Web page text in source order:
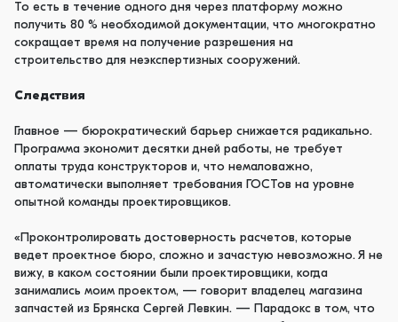
То есть в течение одного дня через платформу можно
получить 80 % необходимой документации, что многократно
сокращает время на получение разрешения на
строительство для неэкспертизных сооружений.
Следствия
Главное — бюрократический барьер снижается радикально.
Программа экономит десятки дней работы, не требует
оплаты труда конструкторов и, что немаловажно,
автоматически выполняет требования ГОСТов на уровне
опытной команды проектировщиков.
«Проконтролировать достоверность расчетов, которые
ведет проектное бюро, сложно и зачастую невозможно. Я не
вижу, в каком состоянии были проектировщики, когда
занимались моим проектом, — говорит владелец магазина
запчастей из Брянска Сергей Левкин. — Парадокс в том, что